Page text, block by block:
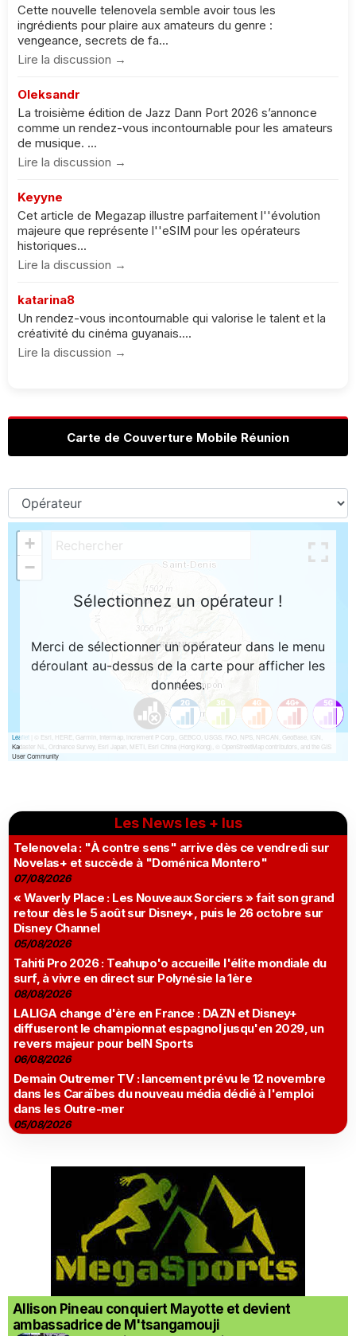
Cette nouvelle telenovela semble avoir tous les
ingrédients pour plaire aux amateurs du genre :
vengeance, secrets de fa...
Lire la discussion →
Oleksandr
La troisième édition de Jazz Dann Port 2026 s’annonce
comme un rendez-vous incontournable pour les amateurs
de musique. ...
Lire la discussion →
Keyyne
Cet article de Megazap illustre parfaitement l''évolution
majeure que représente l''eSIM pour les opérateurs
historiques...
Lire la discussion →
katarina8
Un rendez-vous incontournable qui valorise le talent et la
créativité du cinéma guyanais....
Lire la discussion →
Carte de Couverture Mobile Réunion
Les News les + lus
Telenovela : "À contre sens" arrive dès ce vendredi sur
Novelas+ et succède à "Doménica Montero"
07/08/2026
« Waverly Place : Les Nouveaux Sorciers » fait son grand
retour dès le 5 août sur Disney+, puis le 26 octobre sur
Disney Channel
05/08/2026
Tahiti Pro 2026 : Teahupo'o accueille l'élite mondiale du
surf, à vivre en direct sur Polynésie la 1ère
08/08/2026
LALIGA change d'ère en France : DAZN et Disney+
diffuseront le championnat espagnol jusqu'en 2029, un
revers majeur pour beIN Sports
06/08/2026
Demain Outremer TV : lancement prévu le 12 novembre
dans les Caraïbes du nouveau média dédié à l'emploi
dans les Outre-mer
05/08/2026
Allison Pineau conquiert Mayotte et devient
ambassadrice de M'tsangamouji